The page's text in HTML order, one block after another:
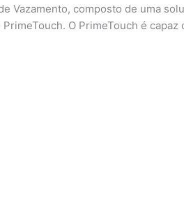
Vazamento, composto de uma
O PrimeTouch é capaz